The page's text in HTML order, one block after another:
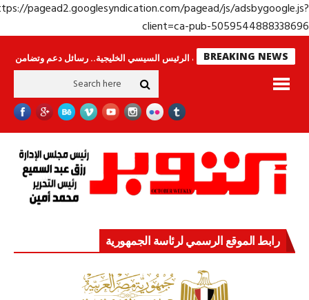
https://pagead2.googlesyndication.com/pagead/js/
client=ca-pub-
BREAKING NEWS
لا ينامون جولة الرئيس السيسي الخليجية.. رسائل دعم وتضامن للأشقاء
رابط الموقع الرسمي لرئاسة الجمهورية